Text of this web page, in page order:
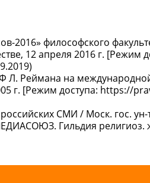
2016» философского
12 апреля 2016 г. [Режим
Л. Реймана на
г. [Режим доступа: https://
СМИ / Моск. гос.
Гильдия религиоз.